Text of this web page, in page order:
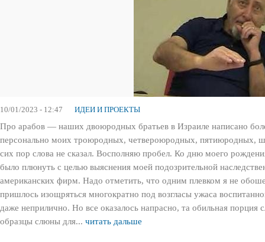
10/01/2023 - 12:47 ИДЕИ И ПРОЕКТЫ
Про арабов — наших двоюродных братьев в Израиле написано
персонально моих троюродных, четвероюродных, пятиюродных,
сих пор слова не сказал. Восполняю пробел. Ко дню моего
было плюнуть с целью выяснения моей подозрительной
американских фирм. Надо отметить, что одним плевком я не
пришлось изощряться многократно под возгласы ужаса
даже неприлично. Но все оказалось напрасно, та обильная
образцы слюны для... читать дальше